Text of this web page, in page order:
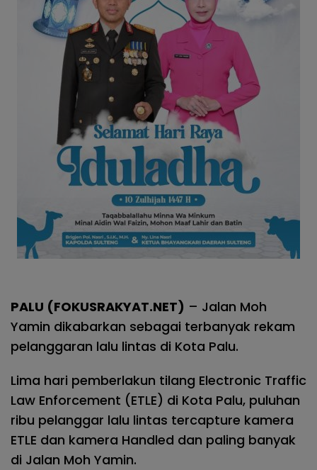
PALU (FOKUSRAKYAT.NET) – Jalan Moh
Yamin dikabarkan sebagai terbanyak rekam
pelanggaran lalu lintas di Kota Palu.
Lima hari pemberlakun tilang Electronic Traffic
Law Enforcement (ETLE) di Kota Palu, puluhan
ribu pelanggar lalu lintas tercapture kamera
ETLE dan kamera Handled dan paling banyak
di Jalan Moh Yamin.